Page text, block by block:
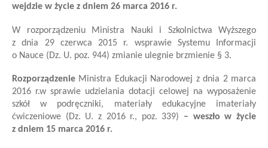
wejdzie w życie z dniem 26 marca 2016 r.
W rozporządzeniu Ministra Nauki i Szkolnictwa Wyższego
z dnia 29 czerwca 2015 r. wsprawie Systemu Informacji
o Nauce (Dz. U. poz. 944) zmianie ulegnie brzmienie § 3.
Rozporządzenie Ministra Edukacji Narodowej z dnia 2 marca
2016 r.w sprawie udzielania dotacji celowej na wyposażenie
szkół w podręczniki, materiały edukacyjne imateriały
ćwiczeniowe (Dz. U. z 2016 r., poz. 339) – weszło w życie
z dniem 15 marca 2016 r.